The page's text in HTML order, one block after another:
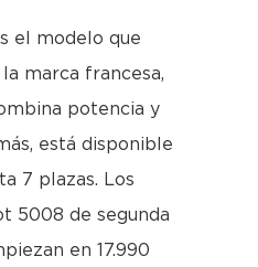
el modelo que
marca francesa,
potencia y
está disponible
7 plazas. Los
5008 de segunda
en 17.990